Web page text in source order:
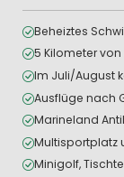
Beheiztes
5 Kilometer
Im Juli/August
Ausflüge nach
Marineland
Multisportplatz
Minigolf,